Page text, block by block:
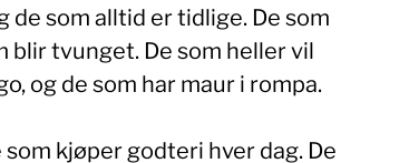
som alltid er tidlige. De som
blir tvunget. De som heller vil
og de som har maur i rompa.
som kjøper godteri hver dag. De